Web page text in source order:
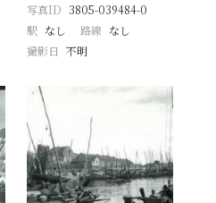
写真ID 3805-039484-0
駅 なし 路線 なし
撮影日 不明